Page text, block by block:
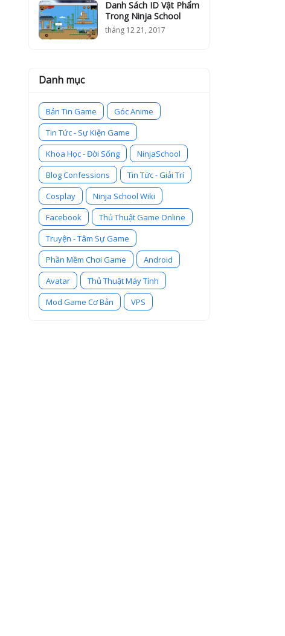
Danh Sách ID Vật Phẩm
Trong Ninja School
tháng 12 21, 2017
Danh mục
Bản Tin Game
Góc Anime
Tin Tức - Sự Kiện Game
Khoa Học - Đời Sống
NinjaSchool
Blog Confessions
Tin Tức - Giải Trí
Cosplay
Ninja School Wiki
Facebook
Thủ Thuật Game Online
Truyện - Tâm Sự Game
Phần Mềm Chơi Game
Android
Avatar
Thủ Thuật Máy Tính
Mod Game Cơ Bản
VPS